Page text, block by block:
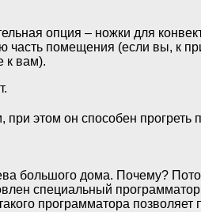
опция – ножки для
часть помещения (если вы, к
к вам).
при этом он способен
большого дома. Почему?
специальный
программатора позволяет